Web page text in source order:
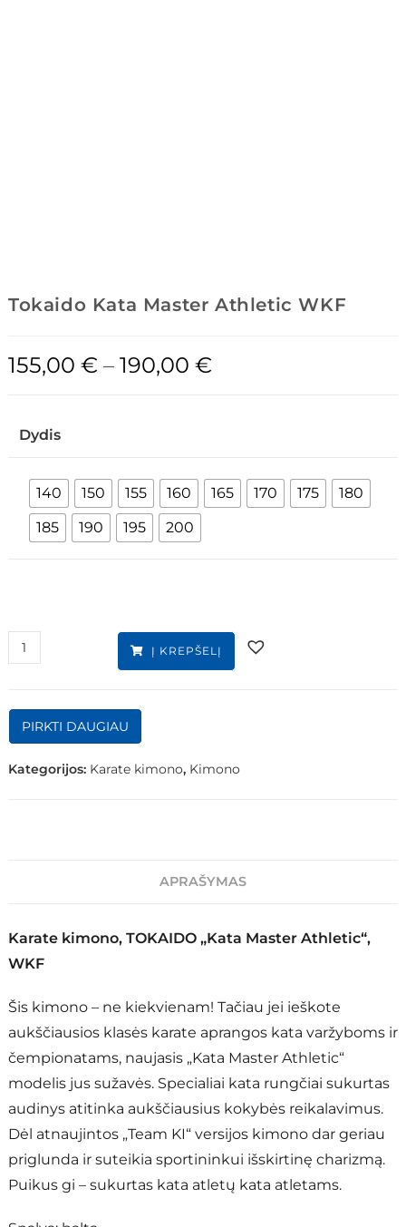
Tokaido Kata Master Athletic WKF
155,00 € – 190,00 €
Dydis
140 150 155 160 165 170 175
180
185
190 195 200
Į KREPŠELĮ
PIRKTI DAUGIAU
Kategorijos: Karate kimono, Kimono
APRAŠYMAS
Karate kimono, TOKAIDO „Kata Master Athletic“,
WKF
Šis kimono – ne kiekvienam! Tačiau jei ieškote
aukščiausios klasės karate aprangos kata varžyboms ir
čempionatams, naujasis „Kata Master Athletic“
modelis jus sužavės. Specialiai kata rungčiai sukurtas
audinys atitinka aukščiausius kokybės reikalavimus.
Dėl atnaujintos „Team KI“ versijos kimono dar geriau
priglunda ir suteikia sportininkui išskirtinę charizmą.
Puikus gi – sukurtas kata atletų kata atletams.